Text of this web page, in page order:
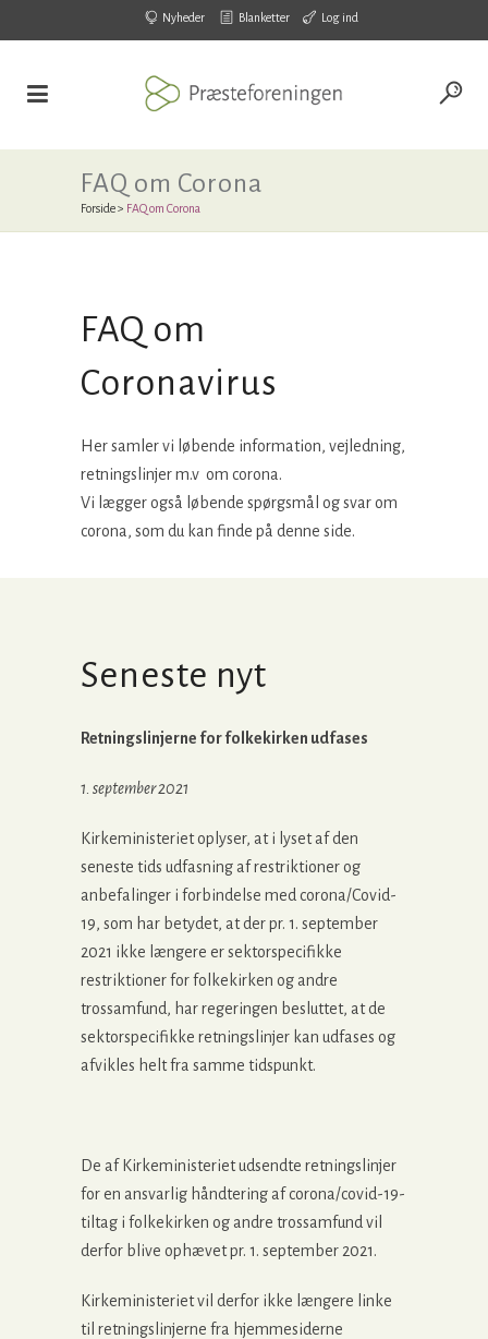
Nyheder Blanketter Log ind
FAQ om Corona
Forside> FAQ om Corona
FAQ om
Coronavirus
Her samler vi løbende information, vejledning,
retningslinjer m.v om corona.
Vi lægger også løbende spørgsmål og svar om
corona, som du kan finde på denne side.
Seneste nyt
Retningslinjerne for folkekirken udfases
1. september 2021
Kirkeministeriet oplyser, at i lyset af den
seneste tids udfasning af restriktioner og
anbefalinger i forbindelse med corona/Covid-
19, som har betydet, at der pr. 1. september
2021 ikke længere er sektorspecifikke
restriktioner for folkekirken og andre
trossamfund, har regeringen besluttet, at de
sektorspecifikke retningslinjer kan udfases og
afvikles helt fra samme tidspunkt.
De af Kirkeministeriet udsendte retningslinjer
for en ansvarlig håndtering af corona/covid-19-
tiltag i folkekirken og andre trossamfund vil
derfor blive ophævet pr. 1. september 2021.
Kirkeministeriet vil derfor ikke længere linke
til retningslinjerne fra hjemmesiderne